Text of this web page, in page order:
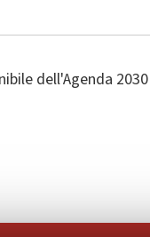
dell'Agenda 2030